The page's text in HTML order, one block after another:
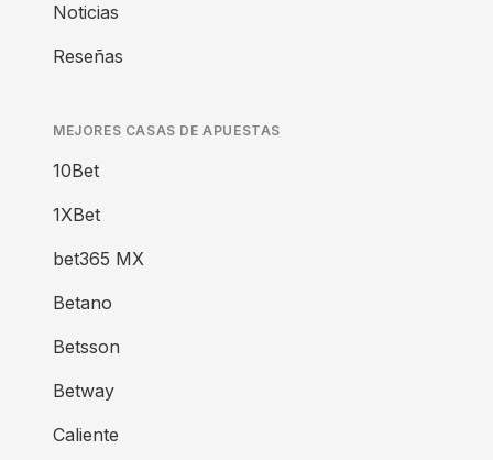
Noticias
Reseñas
MEJORES CASAS DE APUESTAS
10Bet
1XBet
bet365 MX
Betano
Betsson
Betway
Caliente